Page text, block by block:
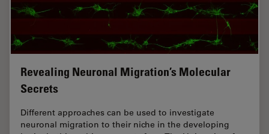
Revealing Neuronal Migration’s Molecular
Secrets
Different approaches can be used to investigate
neuronal migration to their niche in the developing